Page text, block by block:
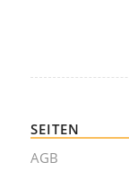
SEITEN
AGB